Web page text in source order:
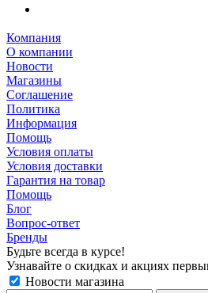
Компания
О компании
Новости
Магазины
Соглашение
Политика
Информация
Помощь
Условия оплаты
Условия доставки
Гарантия на товар
Помощь
Блог
Вопрос-ответ
Бренды
Будьте всегда в курсе!
Узнавайте о скидках и акциях
Новости магазина